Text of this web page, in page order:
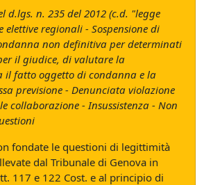
d.lgs. n. 235 del 2012 (c.d. "legge
elettive regionali - Sospensione di
non definitiva per determinati
il giudice, di valutare la
fatto oggetto di condanna e la
previsione - Denunciata violazione
collaborazione - Insussistenza - Non
fondate le questioni di legittimità
dal Tribunale di Genova in
117 e 122 Cost. e al principio di